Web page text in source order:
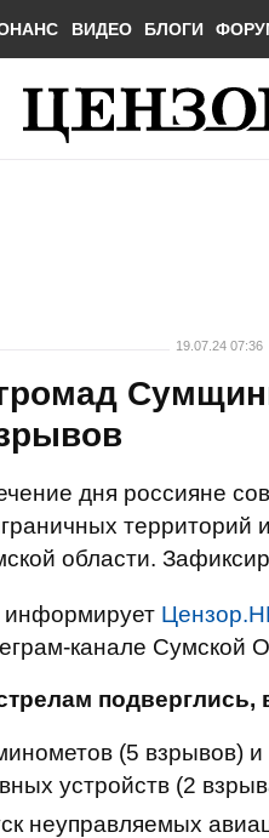
ВИДЕО БЛОГИ
19.07.24 07:36
дня россияне
территорий
области.
информирует
канале Сумской
подверглись,
(5 взрывов)
устройств (2
неуправляемых